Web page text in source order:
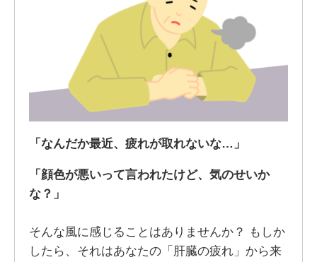
「なんだか最近、疲れが取れないな…」
「顔色が悪いって言われたけど、気のせいか
な？」
そんな風に感じることはありませんか？ もしか
したら、それはあなたの「肝臓の疲れ」から来